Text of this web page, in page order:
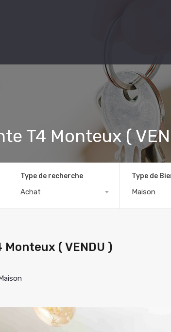
T4 Monteux (
Type de recherche
Achat
Type de
Maison
( VENDU )